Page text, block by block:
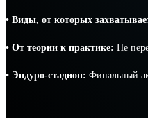
• Виды, от которых
• От теории к практике: Не
• Эндуро-стадион: Финальный